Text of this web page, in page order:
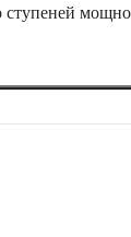
ступеней